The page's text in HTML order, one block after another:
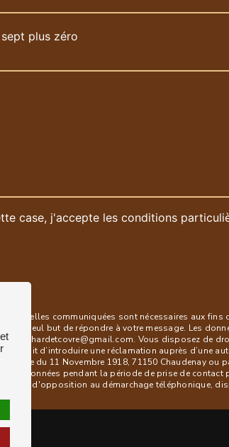
plus zéro
case, j'accepte les conditions
communiquées sont nécessaires aux
le seul but de répondre à votre message. Les
blanchardetcovre@gmail.com. Vous disposez de
du droit d’introduire une réclamation auprès d’une
1 rue du 11 Novembre 1918, 71150 Chaudenay
vos données pendant la période de prise de
la liste d'opposition au démarchage téléphonique,